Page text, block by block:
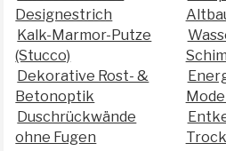
Designestrich
Kalk-Marmor-Putze
(Stucco)
Dekorative Rost- &
Betonoptik
Duschrückwände
ohne Fugen